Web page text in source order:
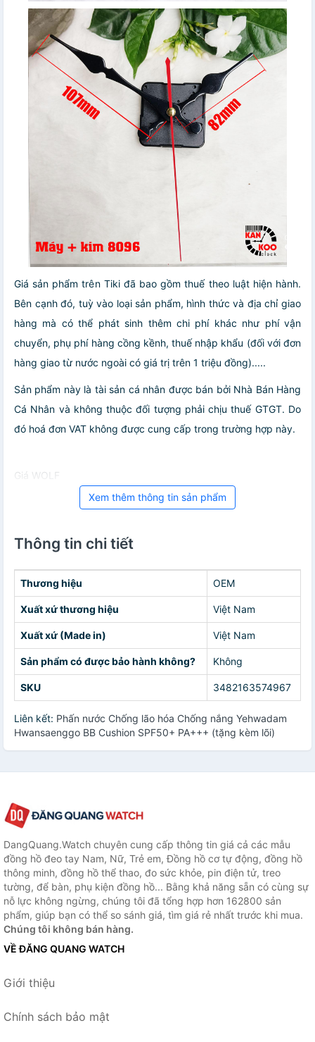
Giá sản phẩm trên Tiki đã bao gồm thuế theo luật hiện hành.
Bên cạnh đó, tuỳ vào loại sản phẩm, hình thức và địa chỉ giao
hàng mà có thể phát sinh thêm chi phí khác như phí vận
chuyển, phụ phí hàng cồng kềnh, thuế nhập khẩu (đối với đơn
hàng giao từ nước ngoài có giá trị trên 1 triệu đồng).....
Sản phẩm này là tài sản cá nhân được bán bởi Nhà Bán Hàng
Cá Nhân và không thuộc đối tượng phải chịu thuế GTGT. Do
đó hoá đơn VAT không được cung cấp trong trường hợp này.
Giá WOLF
Xem thêm thông tin sản phẩm
Thông tin chi tiết
Thương hiệu OEM
Xuất xứ thương hiệu Việt Nam
Xuất xứ (Made in) Việt Nam
Sản phẩm có được bảo hành không? Không
SKU 3482163574967
Liên kết: Phấn nước Chống lão hóa Chống nắng Yehwadam
Hwansaenggo BB Cushion SPF50+ PA+++ (tặng kèm lõi)
DangQuang.Watch chuyên cung cấp thông tin giá cả các mẫu
đồng hồ đeo tay Nam, Nữ, Trẻ em, Đồng hồ cơ tự động, đồng hồ
thông minh, đồng hồ thể thao, đo sức khỏe, pin điện tử, treo
tường, để bàn, phụ kiện đồng hồ... Bằng khả năng sẵn có cùng sự
nỗ lực không ngừng, chúng tôi đã tổng hợp hơn 162800 sản
phẩm, giúp bạn có thể so sánh giá, tìm giá rẻ nhất trước khi mua.
Chúng tôi không bán hàng.
VỀ ĐĂNG QUANG WATCH
Giới thiệu
Chính sách bảo mật